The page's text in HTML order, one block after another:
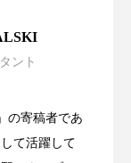
ント
の寄稿者であ
て活躍して
ュード」は
スパ業界で